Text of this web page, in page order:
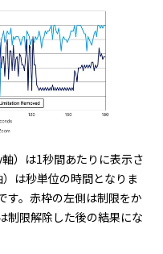
）は1秒間あたりに表示さ
は秒単位の時間となりま
す。赤枠の左側は制限をか
制限解除した後の結果にな